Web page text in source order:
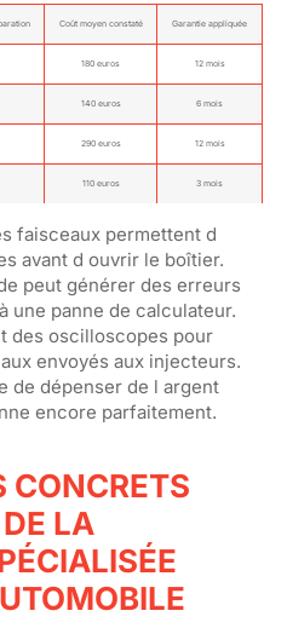
Coût moyen constaté Garantie appliquée
180 euros 12 mois
140 euros 6 mois
290 euros 12 mois
110 euros 3 mois
faisceaux permettent d
avant d ouvrir le boîtier.
peut générer des erreurs
une panne de calculateur.
des oscilloscopes pour
envoyés aux injecteurs.
de dépenser de l argent
encore parfaitement.
CONCRETS
LA